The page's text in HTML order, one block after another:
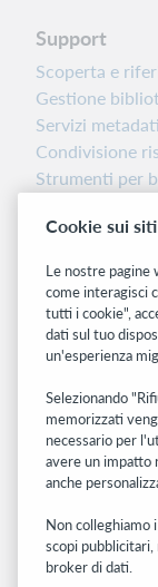
Support
Scoperta e
Gestione
Servizi metadati
Condivisione
Strumenti per
Dashboard di
Siti correlati
OCLC.org
BibFormats
Community
Ricerca
WebJunction
Rete
Ricevi gli
ricerche,
Cookie sui
Le nostre pagine
come interagisci
tutti i cookie",
dati sul tuo
un'esperienza
Selezionando
memorizzati
necessario per
avere un impatto
anche
Non colleghiamo
scopi
broker di dati.